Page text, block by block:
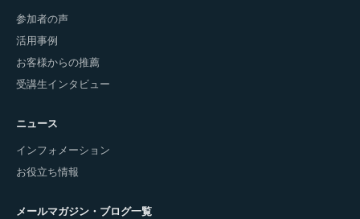
参加者の声
活用事例
お客様からの推薦
受講生インタビュー
ニュース
インフォメーション
お役立ち情報
メールマガジン・ブログ一覧